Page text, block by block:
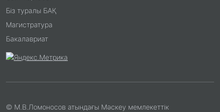
Біз туралы БАҚ
Магистратура
Бакалавриат
© М.В.Ломоносов атындағы Мәскеу мемлекеттік